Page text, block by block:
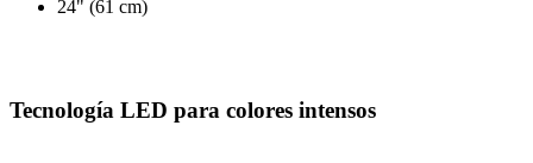
24" (61 cm)
Tecnología LED para colores intensos